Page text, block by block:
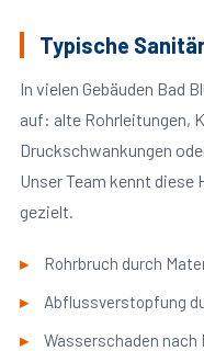
Typische
In vielen Gebäuden Bad
auf: alte Rohrleitungen,
Druckschwankungen
Unser Team kennt diese
gezielt.
Rohrbruch durch
Abflussverstopfung
Wasserschaden